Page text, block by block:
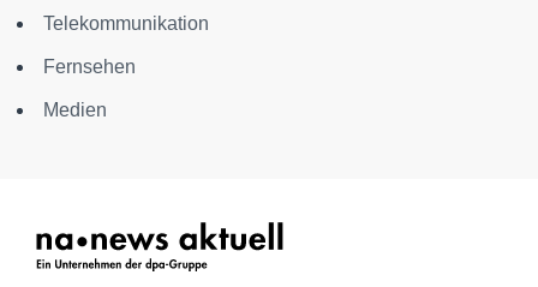
Telekommunikation
Fernsehen
Medien